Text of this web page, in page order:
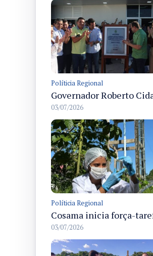
Políticia Regional
03/07/2026
Políticia Regional
03/07/2026